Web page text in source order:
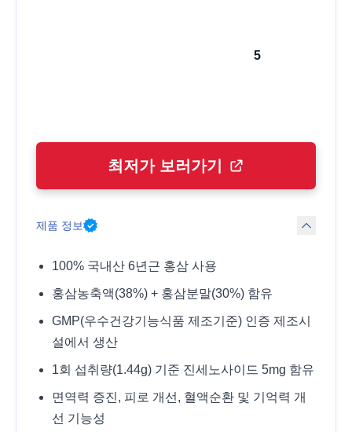
5
최저가 보러가기
제품 정보
100% 국내산 6년근 홍삼 사용
홍삼농축액(38%) + 홍삼분말(30%) 함유
GMP(우수건강기능식품 제조기준) 인증 제조시
설에서 생산
1회 섭취량(1.44g) 기준 진세노사이드 5mg 함유
면역력 증진, 피로 개선, 혈액순환 및 기억력 개
선 기능성